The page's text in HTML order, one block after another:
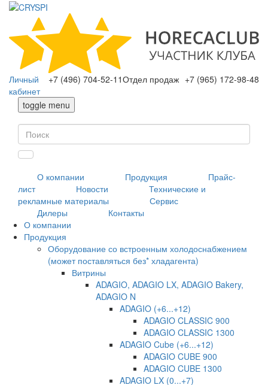
Личный
кабинет
+7 (496) 704-52-11Отдел продаж +7 (965) 172-98-48
toggle menu
О компании Продукция
Прайс-
лист
Новости
Технические и
рекламные материалы
Сервис
Дилеры
Контакты
О компании
Продукция
Оборудование со встроенным холодоснабжением
(может поставляться без* хладагента)
Витрины
ADAGIO, ADAGIO LX, ADAGIO Bakery,
ADAGIO N
ADAGIO (+6...+12)
ADAGIO CLASSIC 900
ADAGIO CLASSIC 1300
ADAGIO Cube (+6...+12)
ADAGIO CUBE 900
ADAGIO CUBE 1300
ADAGIO LX (0...+7)